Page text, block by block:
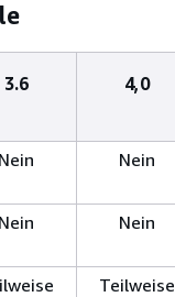
3.6 4,0
Nein Nein
Nein Nein
Teilweise